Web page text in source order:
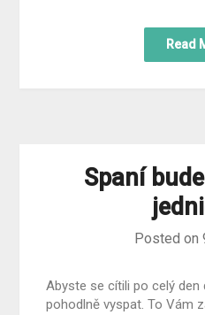
Read
Spaní
Posted on
Abyste se cítili po celý den
pohodlně vyspat. To Vám